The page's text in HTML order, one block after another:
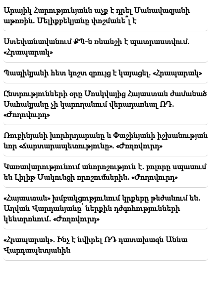
13:08
Ինչ ունեցվածքով հեռացավ ԱԺ-ից Հայկ
աշխատասենյակները ԱԺ-ում
Reuters. Հորմուզի նեղուցով տարանցիկ
փոխադրումները այս շաբաթ կրճատվել են մեկ
երրորդով
11:32
«Առաջինը Արամն էր.. էս պարագայում
Վարդեւանյան». Ղազինյան
Արայիկ Հարությունյանն աչք է դրել Մանավազյանի
աթոռին. Մելիքբեկյանը փոշմանե՞լ է
Ստեփանավանում ՔՊ-ն ռևանշի է պատրաստվում.
«Հրապարակ»
Պապիկյանի հետ կոշտ զրույց է կայացել. «Հրապարակ»
Ընտրությունների օրը Մոսկվայից Հայաստան ժամանած
Սահակյանը չի կարողանում վերադառնալ ՌԴ.
«Ժողովուրդ»
Ռուբինյանի խորհրդարանը և Փաշինյանի իշխանության
նոր «ճարտարապետությունը». «Ժողովուրդ»
Կառավարությունում անորոշություն է․ բոլորը սպասում
են Լիլիթ Մակունցի որոշումներին. «Ժողովուրդ»
«Հայաստան» խմբակցությունում կրքերը թեժանում են.
Աղվան Վարդանյանը՝ ներքին դժգոհությունների
կենտրոնում․ «Ժողովուրդ»
«Հրապարակ»․ Ինչ է նվիրել ՌԴ դատախազն Աննա
Վարդապետյանին